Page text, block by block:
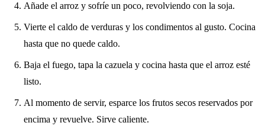
Añade el arroz y sofríe un poco, revolviendo con la soja.
Vierte el caldo de verduras y los condimentos al gusto. Cocina
hasta que no quede caldo.
Baja el fuego, tapa la cazuela y cocina hasta que el arroz esté
listo.
Al momento de servir, esparce los frutos secos reservados por
encima y revuelve. Sirve caliente.